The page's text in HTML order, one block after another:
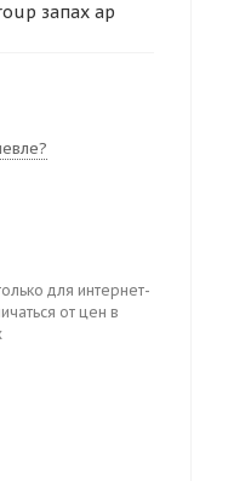
запах ар
для интернет-
от цен в